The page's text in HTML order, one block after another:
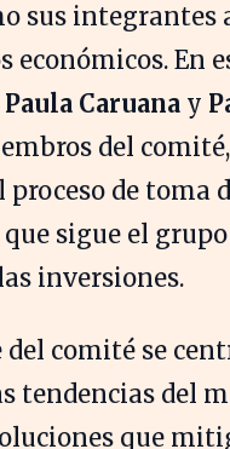
sus integrantes
económicos. En
Paula Caruana y
del comité,
de toma
sigue el
inversiones.
del comité se
tendencias del
que